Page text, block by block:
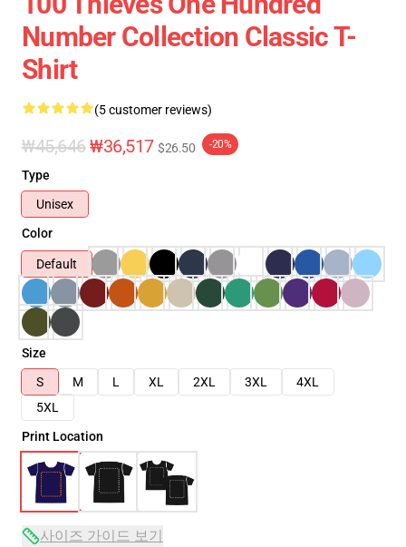
Number Collection Classic T-
Shirt
(5 customer reviews)
₩45,646₩36,517 $26.50 -20%
Type
Unisex
Color
Default
Size
S
M L XL 2XL 3XL
4XL
5XL
Print Location
사이즈 가이드 보기